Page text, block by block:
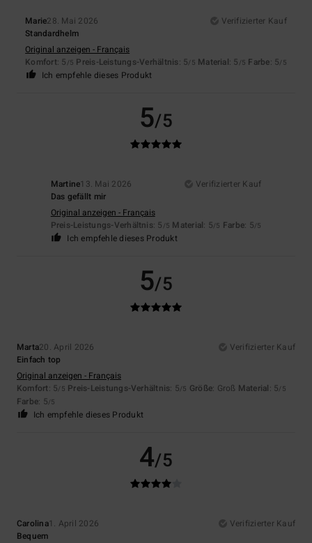
Marie28. Mai 2026
Verifizierter Kauf
Standardhelm
Original anzeigen - Français
Komfort: 5 /5 Preis-Leistungs-Verhältnis: 5/5 Material: 5 /5 Farbe: 5/5
Ich empfehle dieses Produkt
5/5
Martine13. Mai 2026
Verifizierter Kauf
Das gefällt mir
Original anzeigen - Français
Preis-Leistungs-Verhältnis: 5 /5 Material: 5/5 Farbe: 5/5
Ich empfehle dieses Produkt
5/5
Marta20. April 2026
Verifizierter Kauf
Einfach top
Original anzeigen - Français
Komfort: 5/5 Preis-Leistungs-Verhältnis: 5/5 Größe: Groß Material: 5/5
Farbe: 5/5
Ich empfehle dieses Produkt
4/5
Carolina1. April 2026
Verifizierter Kauf
Bequem